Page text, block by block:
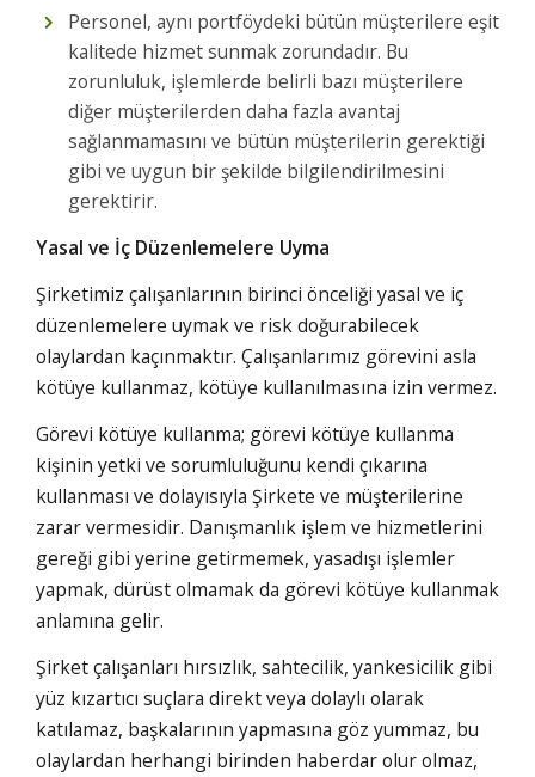
Personel, aynı portföydeki bütün müşterilere eşit
kalitede hizmet sunmak zorundadır. Bu
zorunluluk, işlemlerde belirli bazı müşterilere
diğer müşterilerden daha fazla avantaj
sağlanmamasını ve bütün müşterilerin gerektiği
gibi ve uygun bir şekilde bilgilendirilmesini
gerektirir.
Yasal ve İç Düzenlemelere Uyma
Şirketimiz çalışanlarının birinci önceliği yasal ve iç
düzenlemelere uymak ve risk doğurabilecek
olaylardan kaçınmaktır. Çalışanlarımız görevini asla
kötüye kullanmaz, kötüye kullanılmasına izin vermez.
Görevi kötüye kullanma; görevi kötüye kullanma
kişinin yetki ve sorumluluğunu kendi çıkarına
kullanması ve dolayısıyla Şirkete ve müşterilerine
zarar vermesidir. Danışmanlık işlem ve hizmetlerini
gereği gibi yerine getirmemek, yasadışı işlemler
yapmak, dürüst olmamak da görevi kötüye kullanmak
anlamına gelir.
Şirket çalışanları hırsızlık, sahtecilik, yankesicilik gibi
yüz kızartıcı suçlara direkt veya dolaylı olarak
katılamaz, başkalarının yapmasına göz yummaz, bu
olaylardan herhangi birinden haberdar olur olmaz,